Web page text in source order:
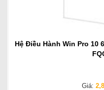
Hệ Điều Hành Win Pro 10
Giá: